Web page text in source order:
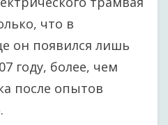
что в
он появился лишь
году, более, чем
после опытов